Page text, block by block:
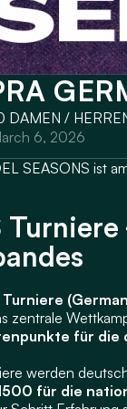
DAMEN /
6, 2026
SEASONS ist
Turniere
für die
werden
für die